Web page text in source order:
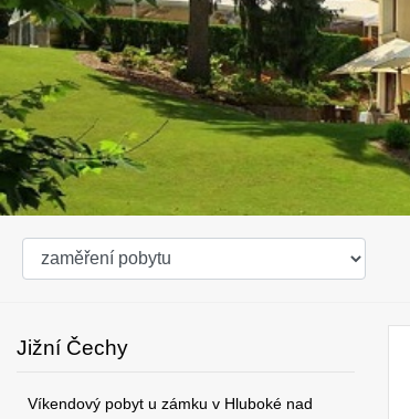
Jižní Čechy
Víkendový pobyt u zámku v Hluboké nad